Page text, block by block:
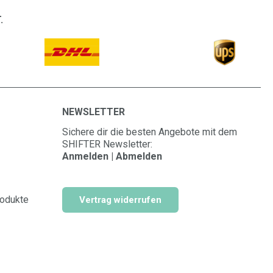
NEWSLETTER
Sichere dir die besten Angebote mit dem
SHIFTER Newsletter:
Anmelden | Abmelden
Vertrag widerrufen